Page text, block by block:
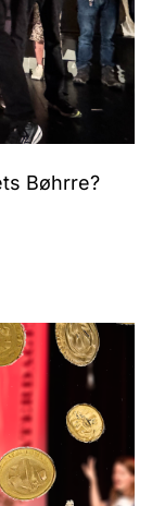
Bøhrre?